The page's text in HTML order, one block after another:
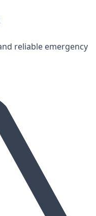
reliable emergency